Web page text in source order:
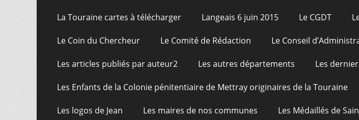
La Touraine cartes à télécharger Langeais 6 juin 2015 Le CGDT
Le Coin du Chercheur Le Comité de Rédaction Le Conseil
Les articles publiés par auteur2 Les autres départements Les
Les Enfants de la Colonie pénitentiaire de Mettray originaires de la Touraine
Les logos de Jean Les maires de nos communes Les Médaillés de